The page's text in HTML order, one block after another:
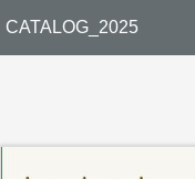
CATALOG_2025